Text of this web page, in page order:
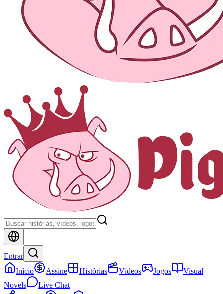
Entrar
Início
Assine Histórias Vídeos Jogos
Visual
Novels
Live Chat